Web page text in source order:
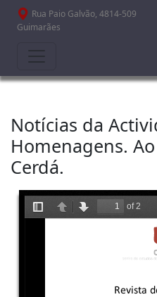
Passar para o conteúdo
Rua Paio Galvão, 4814-509
Guimarães
Notícias da
Homenagens.
Cerdá.